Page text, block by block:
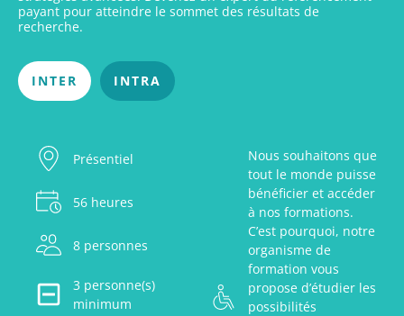
payant pour atteindre le sommet des résultats de
recherche.
INTER INTRA
Présentiel
56 heures
8 personnes
3 personne(s)
minimum
Nous souhaitons que
tout le monde puisse
bénéficier et accéder
à nos formations.
C’est pourquoi, notre
organisme de
formation vous
propose d’étudier les
possibilités